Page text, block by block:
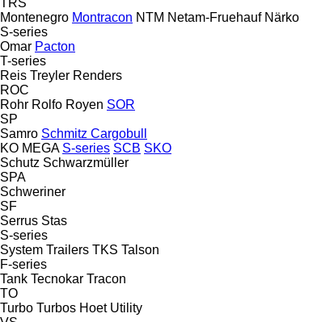
Montenegro Montracon NTM Netam-Fruehauf Närko
S-series
Omar Pacton
T-series
Reis Treyler Renders
ROC
Rohr Rolfo Royen SOR
SP
Samro Schmitz Cargobull
KO MEGA S-series SCB SKO
Schutz Schwarzmüller
SPA
Schweriner
SF
Serrus Stas
S-series
System Trailers TKS Talson
F-series
Tank Tecnokar Tracon
TO
Turbo Turbos Hoet Utility